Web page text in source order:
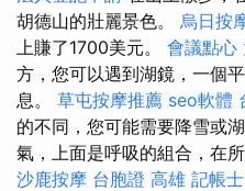
胡德山的壯麗景色。 烏日按
上賺了1700美元。 會議點心
方，您可以遇到湖鏡，一個
息。 草屯按摩推薦 seo軟體
的不同，您可能需要降雪或
氣，上面是呼吸的組合，在
沙鹿按摩 台胞證 高雄 記帳